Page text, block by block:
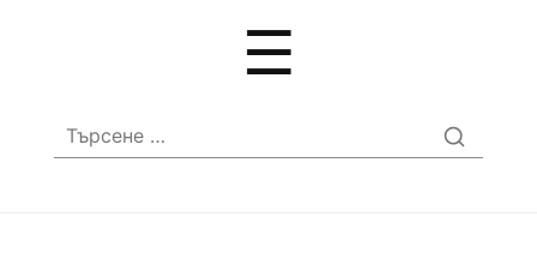
☰
Търсене
за: